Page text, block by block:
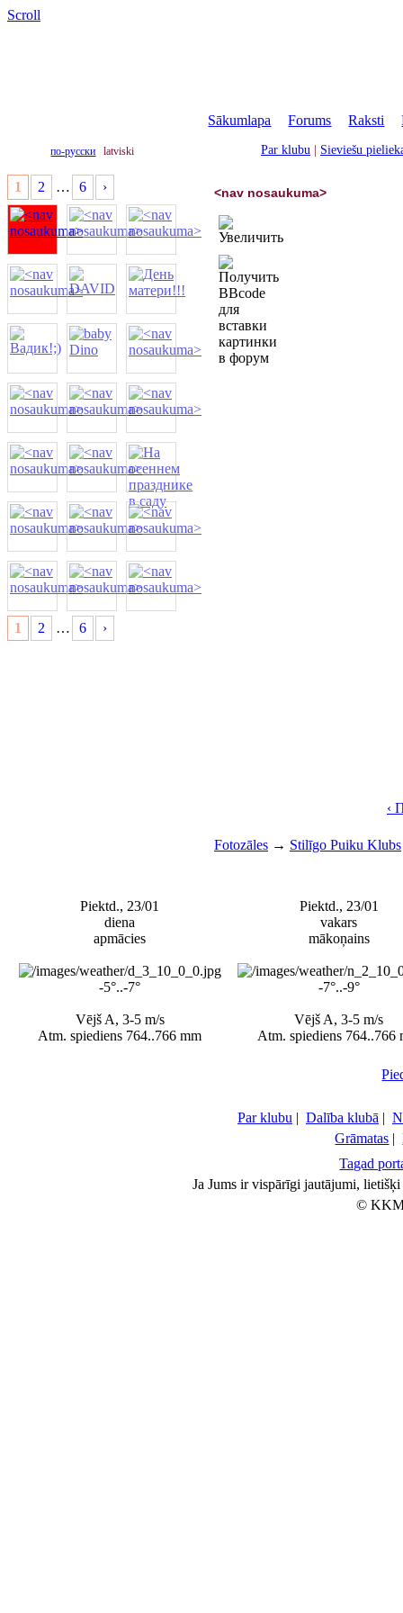
Scroll
Sākumlapa |Forums |Raksti |
по-русски latviski Par klubu Sieviešu
<nav nosaukuma>
‹
Fotozāles → Stilīgo Puiku Klubs
1 2 … 6 ›
1 2 … 6 ›
Piektd., 23/01
diena
apmācies
-5°..-7°
Vējš A, 3-5 m/s
Atm. spiediens 764..766 mm
Piektd., 23/01
vakars
mākoņains
-7°..-9°
Vējš A, 3-5 m/s
Atm. spiediens 764..766
Par klubu | Dalība klubā |
Grāmatas |
Tagad
Ja Jums ir vispārīgi jautājumi,
©